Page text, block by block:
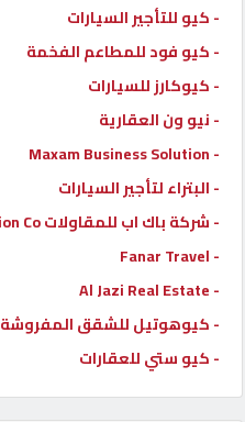
- كيو للتأجير السيارات
- كيو فود للمطاعم الفخمة
- كيوكارز للسيارات
- نيو ون العقارية
- Maxam Business Solution
- البتراء لتأجير السيارات
- شركة باك اب للمقاولات Back Up Construction Co
- Fanar Travel
- Al Jazi Real Estate
- كيوهوتيل للشقق المفروشة
- كيو ستي للعقارات